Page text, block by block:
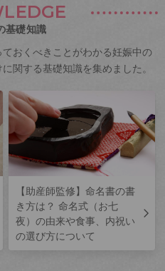
基礎知識
おくべきことがわかる妊娠中の
関する基礎知識を集めました。
【助産師監修】命名書の書
き方は？ 命名式（お七
夜）の由来や食事、内祝い
の選び方について